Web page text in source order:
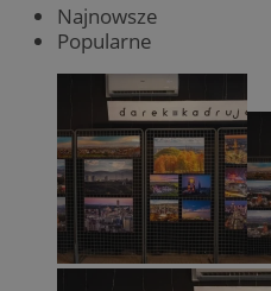
Najnowsze
Popularne